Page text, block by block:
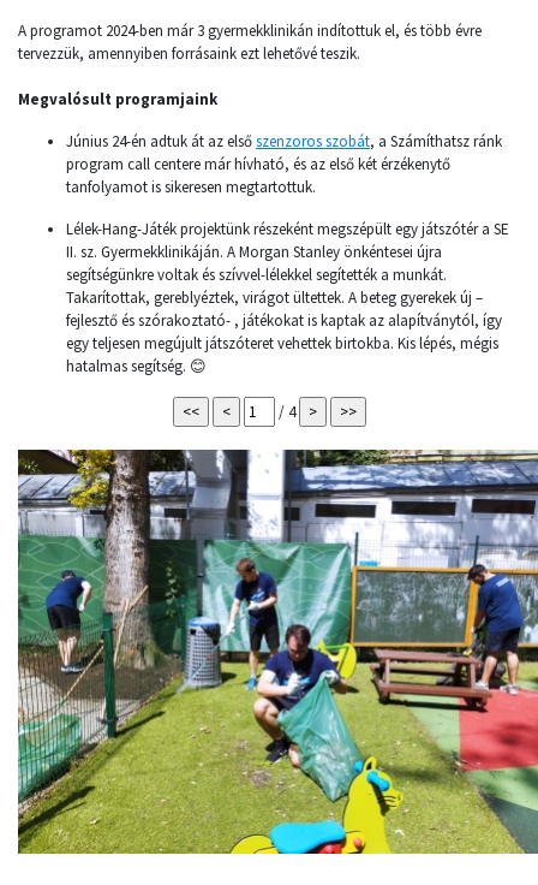
A programot 2024-ben már 3 gyermekklinikán indítottuk el, és több évre
tervezzük, amennyiben forrásaink ezt lehetővé teszik.
Megvalósult programjaink
Június 24-én adtuk át az elsőszenzoros szobát, a Számíthatsz ránk
program call centere már hívható, és az első két érzékenytő
tanfolyamot is sikeresen megtartottuk.
Lélek-Hang-Játék projektünk részeként megszépült egy játszótér a SE
II. sz. Gyermekklinikáján. A Morgan Stanley önkéntesei újra
segítségünkre voltak és szívvel-lélekkel segítették a munkát.
Takarítottak, gereblyéztek, virágot ültettek. A beteg gyerekek új –
fejlesztő és szórakoztató- , játékokat is kaptak az alapítványtól, így
egy teljesen megújult játszóteret vehettek birtokba. Kis lépés, mégis
hatalmas segítség. 😊
/ 4